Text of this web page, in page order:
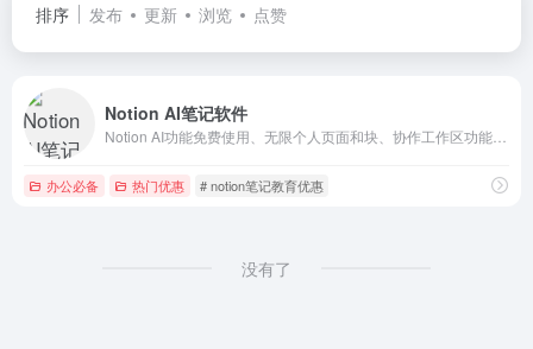
排序 发布 更新 浏览 点赞
Notion AI笔记软件
办公必备 热门优惠 # notion笔记教育优惠
没有了